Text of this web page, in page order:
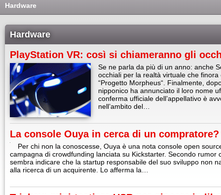
Hardware
Hardware
PlayStation VR: così si chiameranno gli
Se ne parla da più di un anno: anche
occhiali per la realtà virtuale che
“Progetto Morpheus“. Finalmente,
nipponico ha annunciato il loro nome
conferma ufficiale dell’appellativo è
nell’ambito del…
La console Ouya in cerca di un compratore?
Per chi non la conoscesse, Ouya è una nota console open
campagna di crowdfunding lanciata su Kickstarter. Secondo rumor
sembra indicare che la startup responsabile del suo sviluppo non
alla ricerca di un acquirente. Lo afferma la…